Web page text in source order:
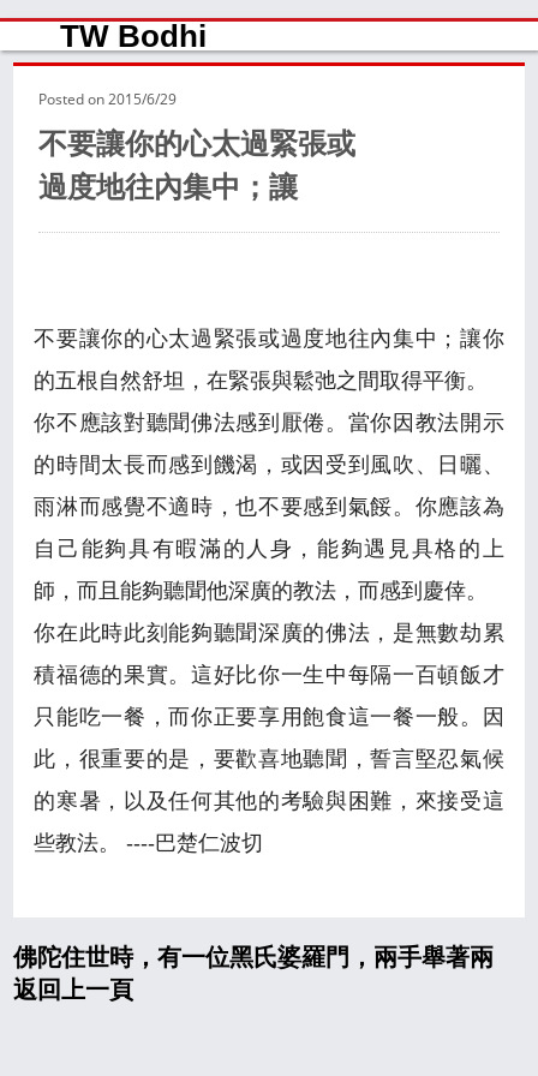
TW Bodhi
Posted on2015/6/29
不要讓你的心太過緊張或
過度地往內集中；讓
不要讓你的心太過緊張或過度地往內集中；讓你
的五根自然舒坦，在緊張與鬆弛之間取得平衡。
你不應該對聽聞佛法感到厭倦。當你因教法開示
的時間太長而感到饑渴，或因受到風吹、日曬、
雨淋而感覺不適時，也不要感到氣餒。你應該為
自己能夠具有暇滿的人身，能夠遇見具格的上
師，而且能夠聽聞他深廣的教法，而感到慶倖。
你在此時此刻能夠聽聞深廣的佛法，是無數劫累
積福德的果實。這好比你一生中每隔一百頓飯才
只能吃一餐，而你正要享用飽食這一餐一般。因
此，很重要的是，要歡喜地聽聞，誓言堅忍氣候
的寒暑，以及任何其他的考驗與困難，來接受這
些教法。 ----巴楚仁波切
佛陀住世時，有一位黑氏婆羅門，兩手舉著兩
返回上一頁